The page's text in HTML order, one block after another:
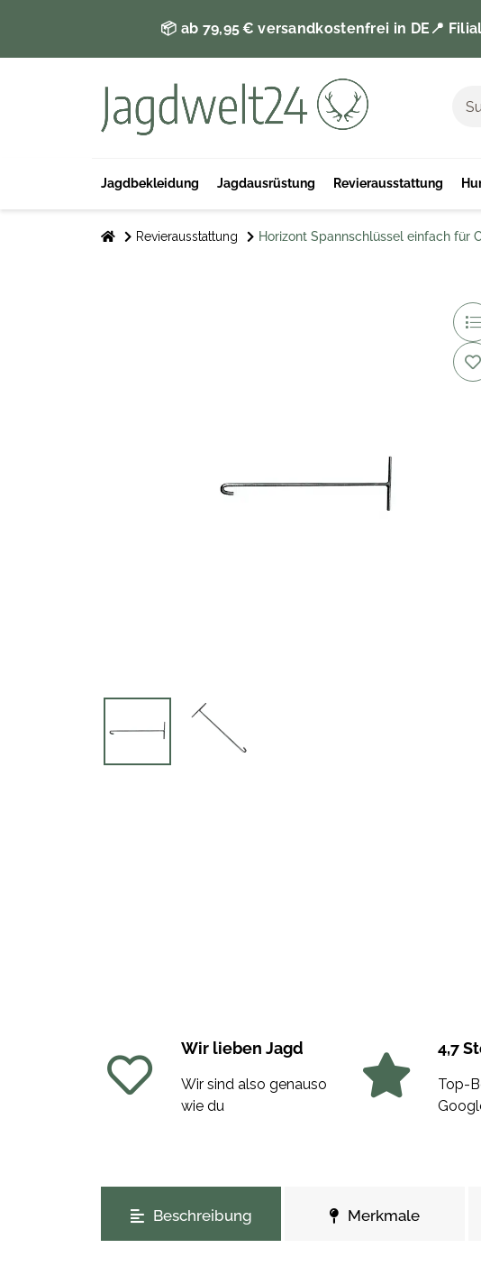
📦 ab 79,95 € versandkostenfrei in DE 📍
Jagdbekleidung Jagdausrüstung Revierausstattung
Revierausstattung Horizont Spannschlüssel einfach für
Wir lieben Jagd
Wir sind also genauso
wie du
4,7
Top-
Beschreibung Merkmale